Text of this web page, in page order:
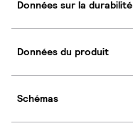
Données sur la durabilité
Données du produit
Schémas